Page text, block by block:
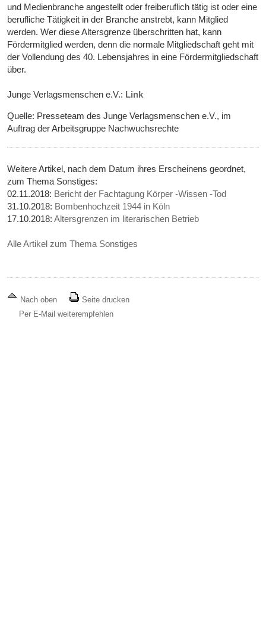
und Medienbranche angestellt oder freiberuflich tätig ist oder eine
berufliche Tätigkeit in der Branche anstrebt, kann Mitglied
werden. Wer diese Altersgrenze überschritten hat, kann
Fördermitglied werden, denn die normale Mitgliedschaft geht mit
der Vollendung des 40. Lebensjahres in eine Fördermitgliedschaft
über.
Junge Verlagsmenschen e.V.: Link
Quelle: Presseteam des Junge Verlagsmenschen e.V., im
Auftrag der Arbeitsgruppe Nachwuchsrechte
Weitere Artikel, nach dem Datum ihres Erscheinens geordnet,
zum Thema Sonstiges:
02.11.2018: Bericht der Fachtagung Körper -Wissen -Tod
31.10.2018: Bombenhochzeit 1944 in Köln
17.10.2018:Altersgrenzen im literarischen Betrieb
Alle Artikel zum Thema Sonstiges
Nach oben
Seite drucken
Per E-Mail weiterempfehlen